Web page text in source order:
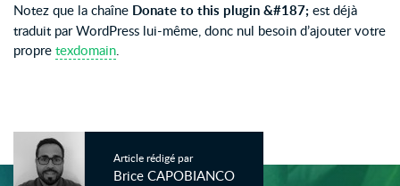
Notez que la chaîne Donate to this plugin &#187; est déjà
traduit par WordPress lui-même, donc nul besoin d’ajouter votre
propre texdomain.
Article rédigé par
Brice CAPOBIANCO